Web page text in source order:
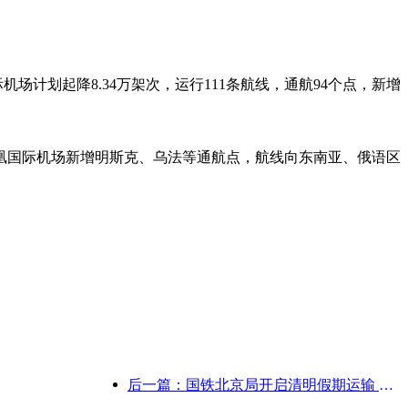
计划起降8.34万架次，运行111条航线，通航94个点，新增
际机场新增明斯克、乌法等通航点，航线向东南亚、俄语区
后一篇：国铁北京局开启清明假期运输 预计发送旅客737万人次